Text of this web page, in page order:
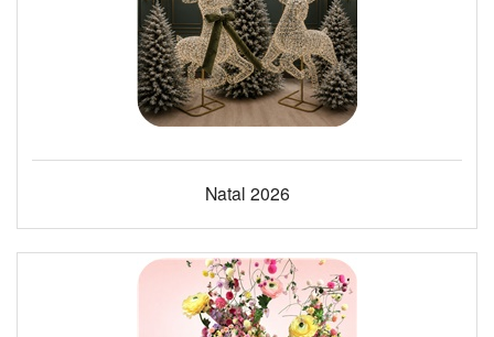
Natal 2026